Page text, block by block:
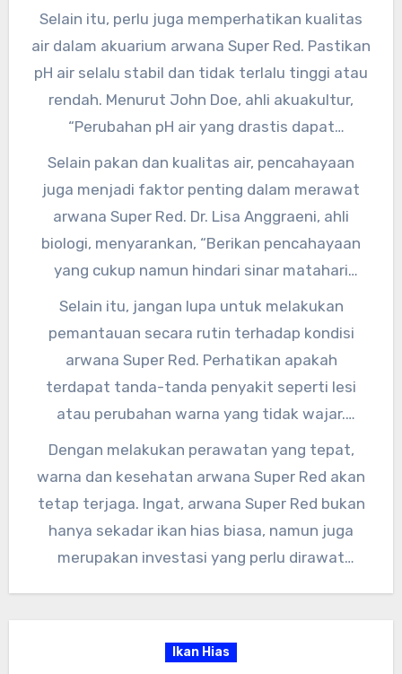
berpengaruh pada warna dan kesehatan
arwana Super Red. Berikan pakan yang
mengandung astaxanthin untuk menjaga
kecerahan warna merah pada ikan.”
Selain itu, perlu juga memperhatikan kualitas
air dalam akuarium arwana Super Red. Pastikan
pH air selalu stabil dan tidak terlalu tinggi atau
rendah. Menurut John Doe, ahli akuakultur,
“Perubahan pH air yang drastis dapat
mempengaruhi kesehatan arwana Super Red.
Selalu lakukan pengukuran secara rutin dan
lakukan pergantian air secara berkala.”
Selain pakan dan kualitas air, pencahayaan
juga menjadi faktor penting dalam merawat
arwana Super Red. Dr. Lisa Anggraeni, ahli
biologi, menyarankan, “Berikan pencahayaan
yang cukup namun hindari sinar matahari
langsung yang dapat merusak warna arwana.
Gunakan lampu LED yang memiliki spektrum
warna yang sesuai untuk ikan hias.”
Selain itu, jangan lupa untuk melakukan
pemantauan secara rutin terhadap kondisi
arwana Super Red. Perhatikan apakah
terdapat tanda-tanda penyakit seperti lesi
atau perubahan warna yang tidak wajar.
Segera konsultasikan dengan dokter hewan
jika ditemukan gejala-gejala tersebut.
Dengan melakukan perawatan yang tepat,
warna dan kesehatan arwana Super Red akan
tetap terjaga. Ingat, arwana Super Red bukan
hanya sekadar ikan hias biasa, namun juga
merupakan investasi yang perlu dirawat
Super Red kesayangan Anda.
Ikan Hias